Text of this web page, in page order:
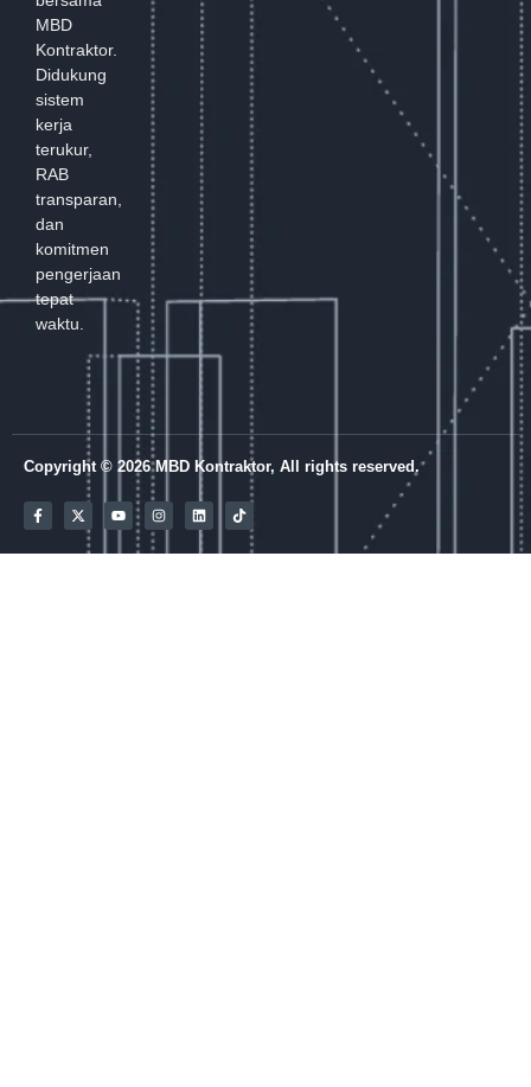
MBD
Kontraktor.
Didukung
sistem
kerja
terukur,
RAB
transparan,
dan
komitmen
pengerjaan
tepat
waktu.
Copyright © 2026 MBD Kontraktor, All rights reserved.